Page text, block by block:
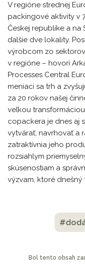
V regióne strednej
packingové aktivity v
Českej republike a na
ďalšie dve lokality.
výrobcom zo
v regióne – hovorí
Processes Central
meniaci sa trh a
za 20 rokov našej
veľkou
copackera je dnes aj
vytvárať, navrhovať a
zatraktívnia jeho
rozsiahlym
skúsenostiam a
výzvam, ktoré
Bol tento obsah